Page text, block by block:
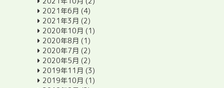
2021年6月 (4)
2021年3月 (2)
2020年10月 (1)
2020年8月 (1)
2020年7月 (2)
2020年5月 (2)
2019年11月 (3)
2019年10月 (1)